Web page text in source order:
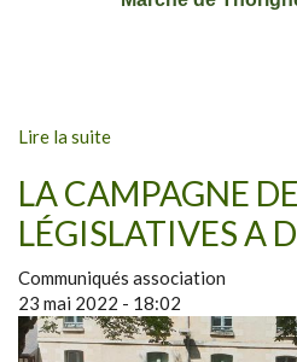
Lire la suite
LA CAMPAGNE
LÉGISLATIVES A
Communiqués association
23 mai 2022 - 18:02